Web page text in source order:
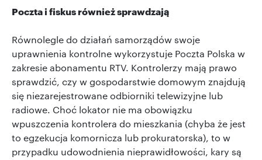
Poczta i fiskus również sprawdzają
Równolegle do działań samorządów swoje
uprawnienia kontrolne wykorzystuje Poczta Polska w
zakresie abonamentu RTV. Kontrolerzy mają prawo
sprawdzić, czy w gospodarstwie domowym znajdują
się niezarejestrowane odbiorniki telewizyjne lub
radiowe. Choć lokator nie ma obowiązku
wpuszczenia kontrolera do mieszkania (chyba że jest
to egzekucja komornicza lub prokuratorska), to w
przypadku udowodnienia nieprawidłowości, kary są